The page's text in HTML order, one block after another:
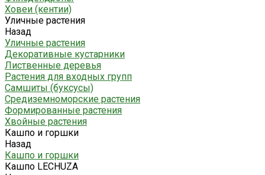
Ховеи (кентии)
Уличные растения
Назад
Уличные растения
Декоративные кустарники
Лиственные деревья
Растения для входных групп
Самшиты (буксусы)
Средиземноморские растения
Формированные растения
Хвойные растения
Кашпо и горшки
Назад
Кашпо и горшки
Кашпо LECHUZA